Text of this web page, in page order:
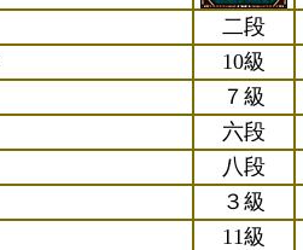
二段
10級
７級
六段
八段
３級
11級